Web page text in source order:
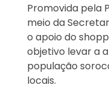
Promovida pela
meio da
o apoio do
objetivo levar a
população
locais.